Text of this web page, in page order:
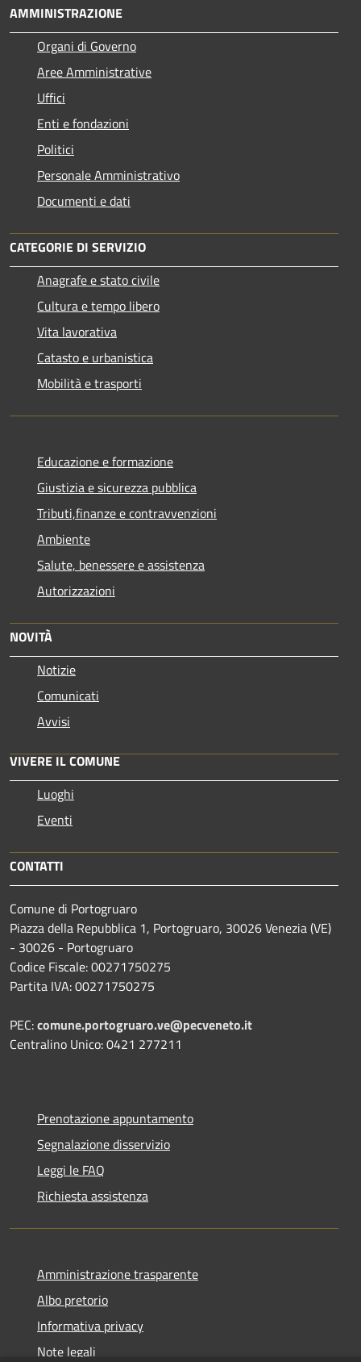
AMMINISTRAZIONE
Organi di Governo
Aree Amministrative
Uffici
Enti e fondazioni
Politici
Personale Amministrativo
Documenti e dati
CATEGORIE DI SERVIZIO
Anagrafe e stato civile
Cultura e tempo libero
Vita lavorativa
Catasto e urbanistica
Mobilità e trasporti
Educazione e formazione
Giustizia e sicurezza pubblica
Tributi,finanze e contravvenzioni
Ambiente
Salute, benessere e assistenza
Autorizzazioni
NOVITÀ
Notizie
Comunicati
Avvisi
VIVERE IL COMUNE
Luoghi
Eventi
CONTATTI
Comune di Portogruaro
Piazza della Repubblica 1, Portogruaro, 30026 Venezia (VE)
- 30026 - Portogruaro
Codice Fiscale: 00271750275
Partita IVA: 00271750275
PEC:comune.portogruaro.ve@pecveneto.it
Centralino Unico: 0421 277211
Prenotazione appuntamento
Segnalazione disservizio
Leggi le FAQ
Richiesta assistenza
Amministrazione trasparente
Albo pretorio
Informativa privacy
Note legali